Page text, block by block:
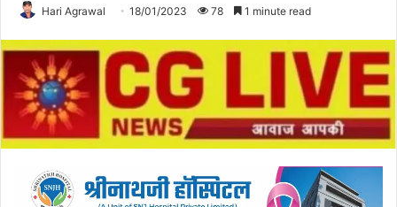
Hari Agrawal 18/01/2023 78 1 minute read